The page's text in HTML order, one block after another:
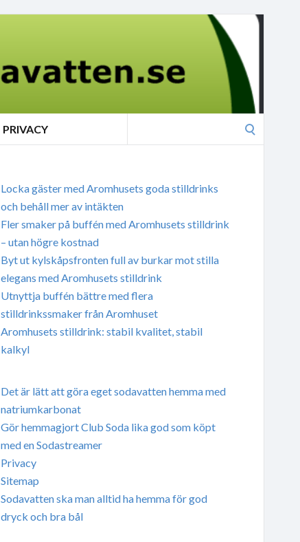
PRIVACY
Locka gäster med Aromhusets goda stilldrinks
och behåll mer av intäkten
Fler smaker på buffén med Aromhusets stilldrink
– utan högre kostnad
Byt ut kylskåpsfronten full av burkar mot stilla
elegans med Aromhusets stilldrink
Utnyttja buffén bättre med flera
stilldrinkssmaker från Aromhuset
Aromhusets stilldrink: stabil kvalitet, stabil
kalkyl
Det är lätt att göra eget sodavatten hemma med
natriumkarbonat
Gör hemmagjort Club Soda lika god som köpt
med en Sodastreamer
Privacy
Sitemap
Sodavatten ska man alltid ha hemma för god
dryck och bra bål